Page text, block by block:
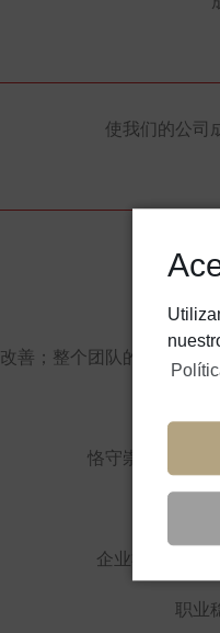
使我们的公司
为我
改善；整个团队的持续培训
恪守崇高的职业
对
企业社会责任
职业